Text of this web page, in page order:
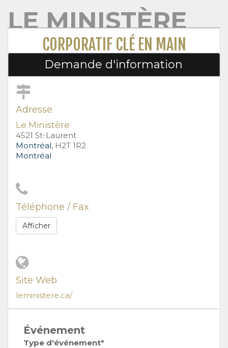
LE MINISTÈRE
CORPORATIF CLÉ EN MAIN
Demande d'information
Adresse
Le Ministère
4521 St-Laurent
Montréal, H2T 1R2
Montréal
Téléphone / Fax
Afficher
Site Web
leministere.ca/
Événement
Type d'événement*